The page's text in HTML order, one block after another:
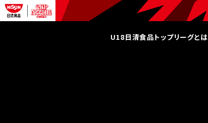
U18日清食品トップリーグとは